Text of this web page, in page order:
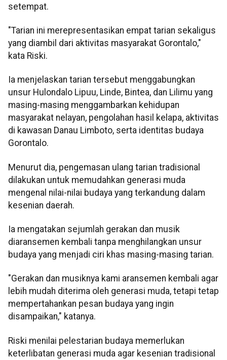
setempat.
"Tarian ini merepresentasikan empat tarian sekaligus
yang diambil dari aktivitas masyarakat Gorontalo,"
kata Riski.
Ia menjelaskan tarian tersebut menggabungkan
unsur Hulondalo Lipuu, Linde, Bintea, dan Lilimu yang
masing-masing menggambarkan kehidupan
masyarakat nelayan, pengolahan hasil kelapa, aktivitas
di kawasan Danau Limboto, serta identitas budaya
Gorontalo.
Menurut dia, pengemasan ulang tarian tradisional
dilakukan untuk memudahkan generasi muda
mengenal nilai-nilai budaya yang terkandung dalam
kesenian daerah.
Ia mengatakan sejumlah gerakan dan musik
diaransemen kembali tanpa menghilangkan unsur
budaya yang menjadi ciri khas masing-masing tarian.
"Gerakan dan musiknya kami aransemen kembali agar
lebih mudah diterima oleh generasi muda, tetapi tetap
mempertahankan pesan budaya yang ingin
disampaikan," katanya.
Riski menilai pelestarian budaya memerlukan
keterlibatan generasi muda agar kesenian tradisional